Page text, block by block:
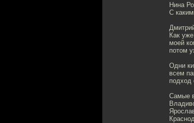
Нина
С
Как
моей
потом
Одни
всем
подход
Самые